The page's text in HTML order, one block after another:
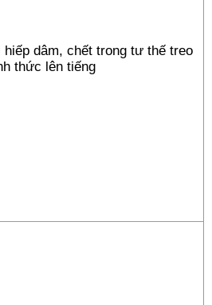
hiếp dâm, chết trong tư thế treo
thức lên tiếng